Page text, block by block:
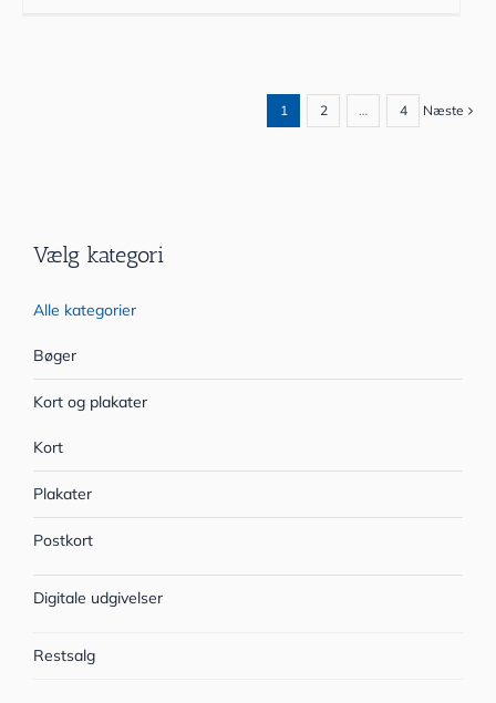
1 2 … 4 Næste
Vælg kategori
Alle kategorier
Bøger
Kort og plakater
Kort
Plakater
Postkort
Digitale udgivelser
Restsalg